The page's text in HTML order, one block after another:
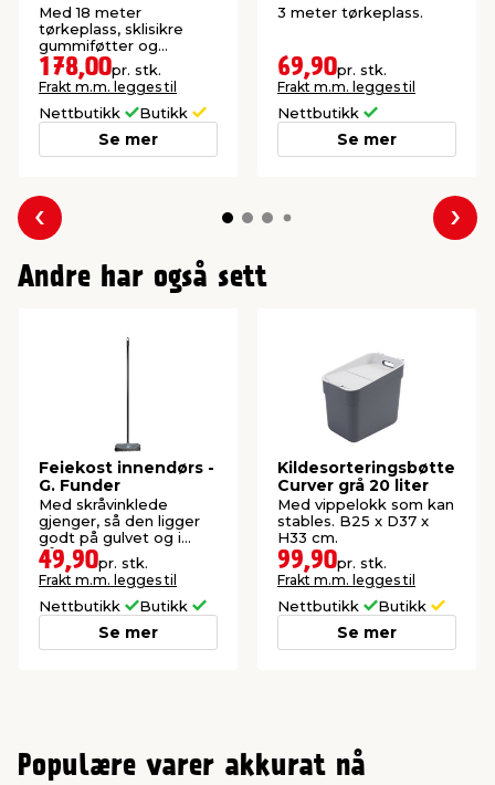
Trådmål: 2,5/4 mm
Bruksområde: Inne/ute
Med 18 meter
tørkeplass, sklisikre
gummiføtter og
barnesikring.
178,00pr. stk.
Frakt m.m. legges til
Nettbutikk Butikk
Se mer
3 meter tørkeplass.
69,90pr. stk.
Frakt m.m. legges til
Nettbutikk
Se mer
Forrige
Andre har også sett
Feiekost innendørs -
G. Funder
Med skråvinklede
gjenger, så den ligger
godt på gulvet og i
hånden.
49,90pr. stk.
Frakt m.m. legges til
Nettbutikk Butikk
Se mer
Kildesorteringsbøtte
Curver grå 20 liter
Med vippelokk som kan
stables. B25 x D37 x
H33 cm.
99,90pr. stk.
Frakt m.m. legges til
Nettbutikk Butikk
Se mer
Populære varer akkurat nå